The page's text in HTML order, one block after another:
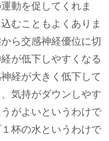
動を促してくれま
むこともよくありま
ら交感神経優位に切
が低下しやすくなる
経が大きく低下して
気持がダウンしやす
がよいというわけで
杯の水というわけで